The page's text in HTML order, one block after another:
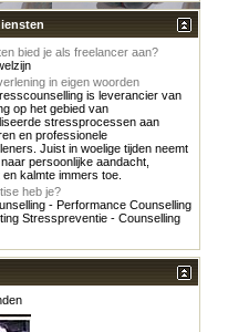
bied je als freelancer aan?
in eigen woorden
is leverancier van
op het gebied van
stressprocessen aan
en professionele
Juist in woelige tijden neemt
persoonlijke aandacht,
kalmte immers toe.
heb je?
- Performance Counselling
Stresspreventie - Counselling